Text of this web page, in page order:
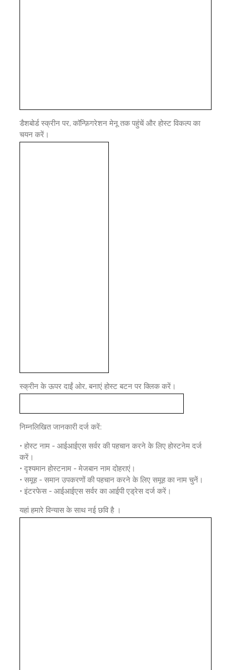
डैशबोर्ड स्क्रीन पर, कॉन्फ़िगरेशन मेनू तक पहुंचें और होस्ट विकल्प का
चयन करें।
स्क्रीन के ऊपर दाईं ओर, बनाएं होस्ट बटन पर क्लिक करें।
निम्नलिखित जानकारी दर्ज करें:
• होस्ट नाम - आईआईएस सर्वर की पहचान करने के लिए होस्टनेम दर्ज
करें।
• दृश्यमान होस्टनाम - मेजबान नाम दोहराएं।
• समूह - समान उपकरणों की पहचान करने के लिए समूह का नाम चुनें।
• इंटरफेस - आईआईएस सर्वर का आईपी एड्रेस दर्ज करें।
यहां हमारे विन्यास के साथ नई छवि है ।